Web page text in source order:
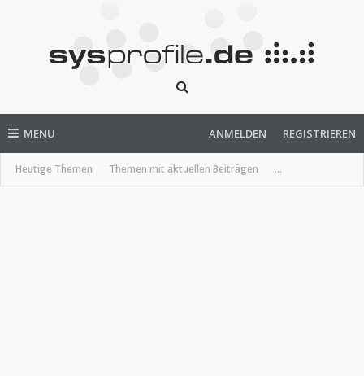
MENU
Heutige Themen Themen mit aktuellen Beiträgen ...
ANMELDEN REGISTRIEREN